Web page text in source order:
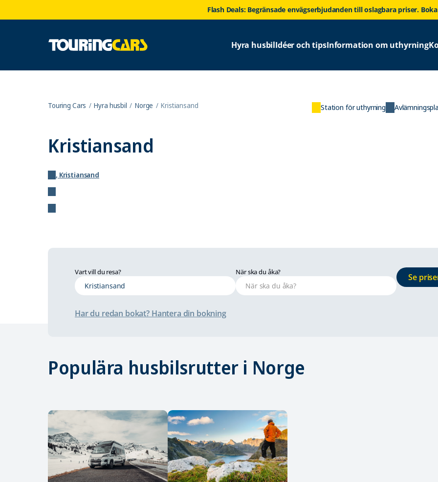
Flash Deals: Begränsade envägserbjudanden till oslagbara priser.
Hyra husbilIdéer och tipsInformation om uthyrning
Touring Cars Hyra husbil Norge Kristiansand
Kristiansand
, Kristiansand
Station för uthyrning
Vart vill du resa? När ska du åka? Se
Har du redan bokat? Hantera din bokning
Populära husbilsrutter i Norge